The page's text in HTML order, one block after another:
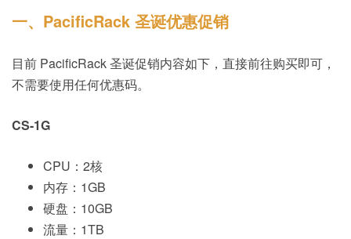
一、PacificRack 圣诞优惠促销
目前 PacificRack 圣诞促销内容如下，直接前往购买即可，
不需要使用任何优惠码。
CS-1G
CPU：2核
内存：1GB
硬盘：10GB
流量：1TB